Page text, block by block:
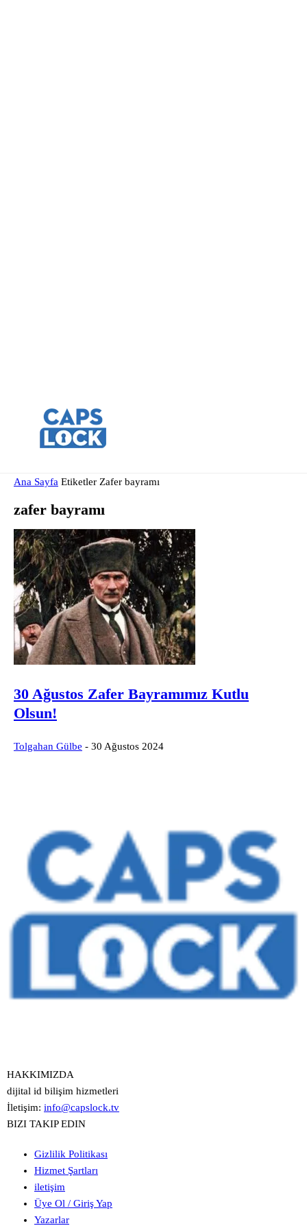
Ana Sayfa Etiketler Zafer bayramı
zafer bayramı
30 Ağustos Zafer Bayramımız Kutlu
Olsun!
Tolgahan Gülbe - 30 Ağustos 2024
HAKKIMIZDA
dijital id bilişim hizmetleri
İletişim: info@capslock.tv
BIZI TAKIP EDIN
Gizlilik Politikası
Hizmet Şartları
iletişim
Üye Ol / Giriş Yap
Yazarlar